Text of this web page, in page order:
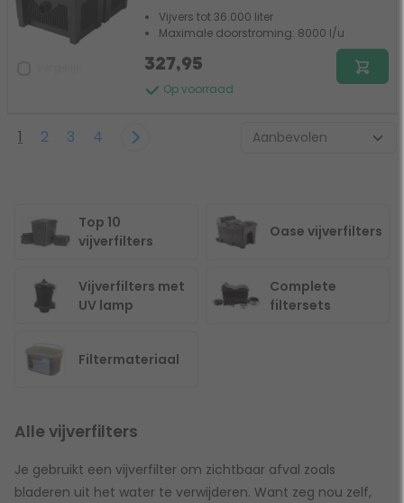
Vijvers tot 36.000 liter
Maximale doorstroming: 8000 l/u
Op voorraad
327,95
1 2 3 4
Top 10
vijverfilters
Oase vijverfilters
Vijverfilters met
UV lamp
Complete
filtersets
Filtermateriaal
Alle vijverfilters
Je gebruikt een vijverfilter om zichtbaar afval zoals
bladeren uit het water te verwijderen. Want zeg nou zelf,